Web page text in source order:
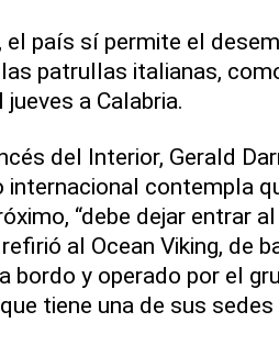
el país sí permite el
patrullas italianas,
a Calabria.
del Interior, Gerald
internacional contempla
“debe dejar entrar
al Ocean Viking, de
bordo y operado por el
tiene una de sus sedes